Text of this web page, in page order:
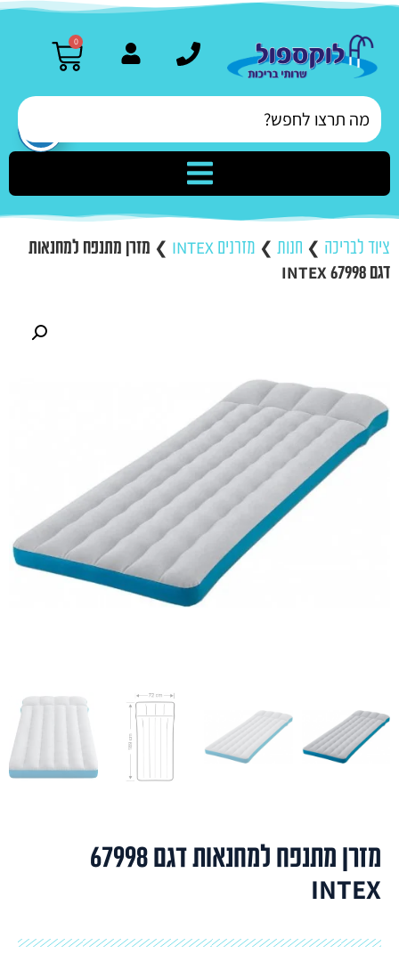
0
ציוד לבריכה ❯ חנות ❯ מזרנים INTEX ❯ מזרן מתנפח למחנאות
דגם 67998 INTEX
מזרן מתנפח למחנאות דגם 67998
INTEX